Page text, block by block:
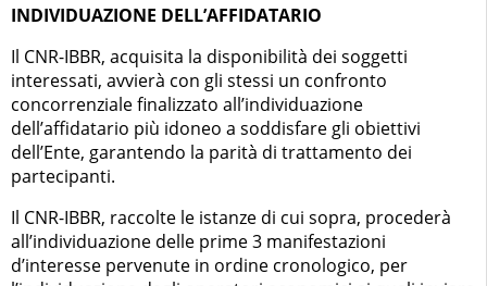
INDIVIDUAZIONE DELL’AFFIDATARIO
Il CNR-IBBR, acquisita la disponibilità dei soggetti
interessati, avvierà con gli stessi un confronto
concorrenziale finalizzato all’individuazione
dell’affidatario più idoneo a soddisfare gli obiettivi
dell’Ente, garantendo la parità di trattamento dei
partecipanti.
Il CNR-IBBR, raccolte le istanze di cui sopra, procederà
all’individuazione delle prime 3 manifestazioni
d’interesse pervenute in ordine cronologico, per